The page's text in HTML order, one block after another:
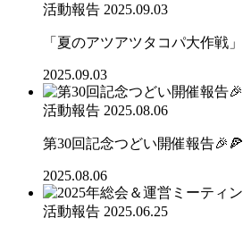
活動報告 2025.09.03
「夏のアツアツタコパ大作戦
2025.09.03
活動報告 2025.08.06
第30回記念つどい開催報告
2025.08.06
活動報告 2025.06.25